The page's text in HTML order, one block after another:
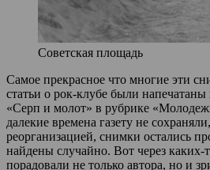
Советская площадь
Самое прекрасное что многие эти
статьи о рок-клубе были
«Серп и молот» в рубрике
далекие времена газету не
реорганизацией, снимки остались
найдены случайно. Вот через каких-
порадовали не только автора, но и